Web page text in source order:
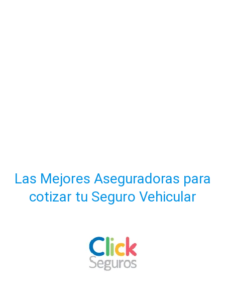
Las Mejores Aseguradoras para
cotizar tu Seguro Vehicular